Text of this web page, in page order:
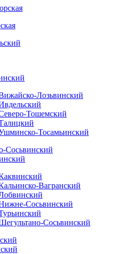
Лозьвинский
Тошемский
Тосамьинский
Сосьвинский
Вагранский
Сосьвинский
Сосьвинский